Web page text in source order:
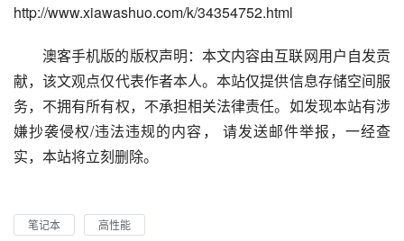
http://www.xiawashuo.com/k/34354752.html
澳客手机版的版权声明：本文内容由互联网用户自发贡
献，该文观点仅代表作者本人。本站仅提供信息存储空间服
务，不拥有所有权，不承担相关法律责任。如发现本站有涉
嫌抄袭侵权/违法违规的内容， 请发送邮件举报，一经查
实，本站将立刻删除。
笔记本 高性能